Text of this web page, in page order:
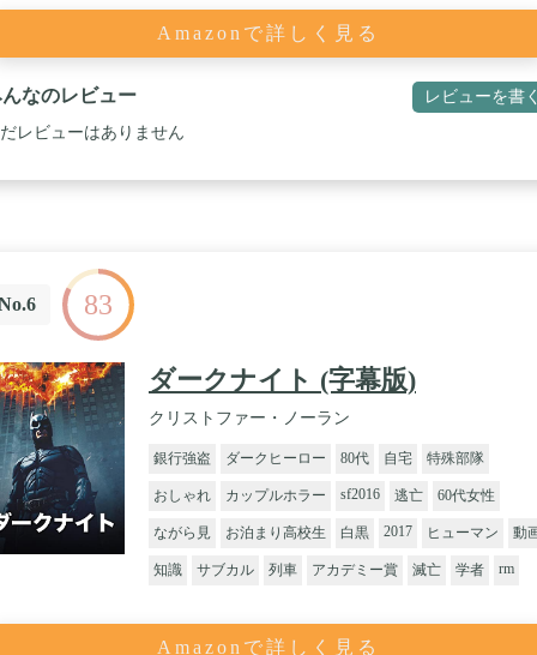
Amazonで詳しく見る
なのレビュー レビューを書
レビューはありません
83
ダークナイト (字幕版)
クリストファー・ノーラン
銀行強盗 ダークヒーロー 80代 自宅 特殊部隊
おしゃれ カップルホラー sf2016 逃亡 60代女性
ながら見 お泊まり高校生 白黒 2017 ヒューマン 動
知識 サブカル 列車 アカデミー賞 滅亡 学者 rm
Amazonで詳しく見る